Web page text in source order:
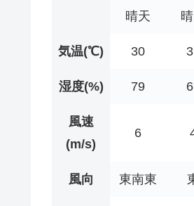
晴天
気温(℃) 30
湿度(%) 79
風速
(m/s)
6
風向 東南東